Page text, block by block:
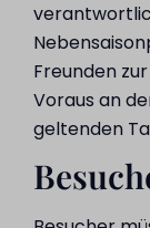
Freunden
Voraus an
geltenden